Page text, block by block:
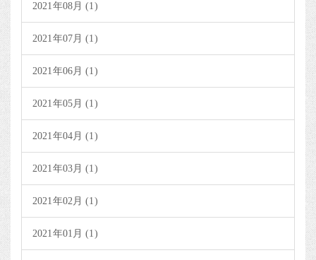
2021年08月 (1)
2021年07月 (1)
2021年06月 (1)
2021年05月 (1)
2021年04月 (1)
2021年03月 (1)
2021年02月 (1)
2021年01月 (1)